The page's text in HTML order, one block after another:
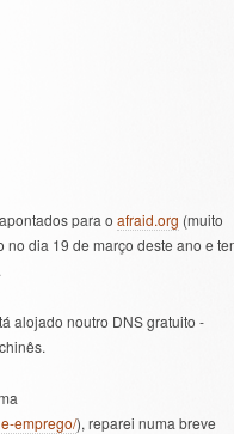
apontados para o afraid.org (muito
dia 19 de março deste ano e
alojado noutro DNS gratuito -
emprego/), reparei numa breve